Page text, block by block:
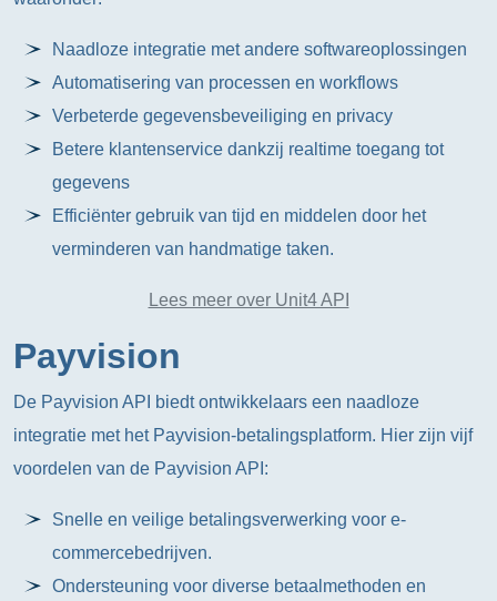
Naadloze integratie met andere softwareoplossingen
Automatisering van processen en workflows
Verbeterde gegevensbeveiliging en privacy
Betere klantenservice dankzij realtime toegang tot
gegevens
Efficiënter gebruik van tijd en middelen door het
verminderen van handmatige taken.
Lees meer over Unit4 API
Payvision
De Payvision API biedt ontwikkelaars een naadloze
integratie met het Payvision-betalingsplatform. Hier zijn vijf
voordelen van de Payvision API:
Snelle en veilige betalingsverwerking voor e-
commercebedrijven.
Ondersteuning voor diverse betaalmethoden en